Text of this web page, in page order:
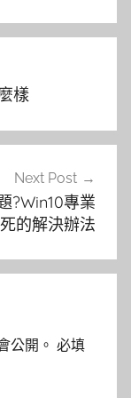
樣
Next Post
?Win10專業
的解決辦法
公開。 必填